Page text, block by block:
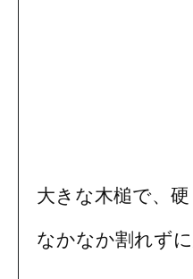
大きな木槌で、
なかなか割れずに